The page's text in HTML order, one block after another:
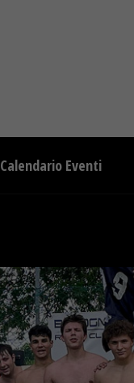
Calendario Eventi